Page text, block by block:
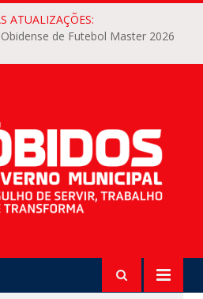
ATUALIZAÇÕES:
de Futebol Master 2026